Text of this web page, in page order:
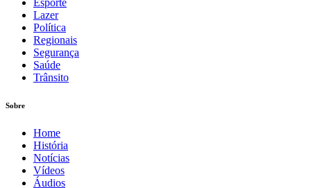
Esporte
Lazer
Política
Regionais
Segurança
Saúde
Trânsito
Sobre
Home
História
Notícias
Vídeos
Áudios